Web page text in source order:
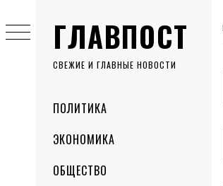
ГЛАВПОСТ
СВЕЖИЕ И ГЛАВНЫЕ НОВОСТИ
MenuПОЛИТИКА
ЭКОНОМИКА
ОБЩЕСТВО
to
content